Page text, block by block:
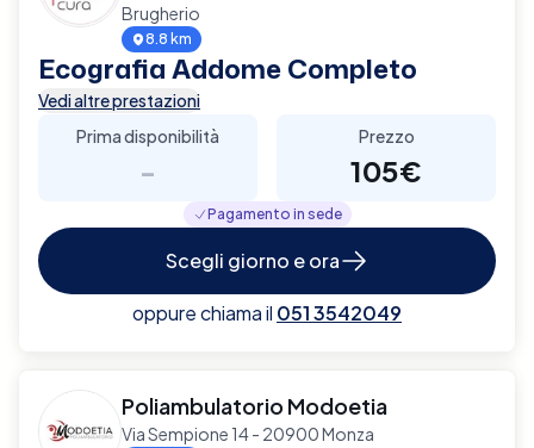
Brugherio
8.8 km
Ecografia Addome Completo
Vedi altre prestazioni
Prima disponibilità
-
Prezzo
105€
Pagamento in sede
Scegli giorno e ora
oppure chiama il 051 3542049
Poliambulatorio Modoetia
Via Sempione 14 - 20900 Monza